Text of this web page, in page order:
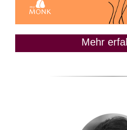
Mehr